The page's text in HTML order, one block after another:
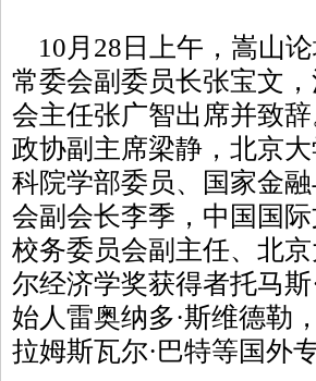
10月28日上午，嵩山
常委会副委员长张宝文
会主任张广智出席并致
政协副主席梁静，北京
科院学部委员、国家金
会副会长李季，中国国
校务委员会副主任、北
尔经济学奖获得者托马
始人雷奥纳多·斯维德勒
拉姆斯瓦尔·巴特等国外